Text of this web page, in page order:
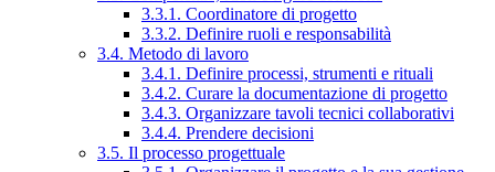
3.3.1. Coordinatore di progetto
3.3.2. Definire ruoli e responsabilità
3.4. Metodo di lavoro
3.4.1. Definire processi, strumenti e rituali
3.4.2. Curare la documentazione di progetto
3.4.3. Organizzare tavoli tecnici collaborativi
3.4.4. Prendere decisioni
3.5. Il processo progettuale